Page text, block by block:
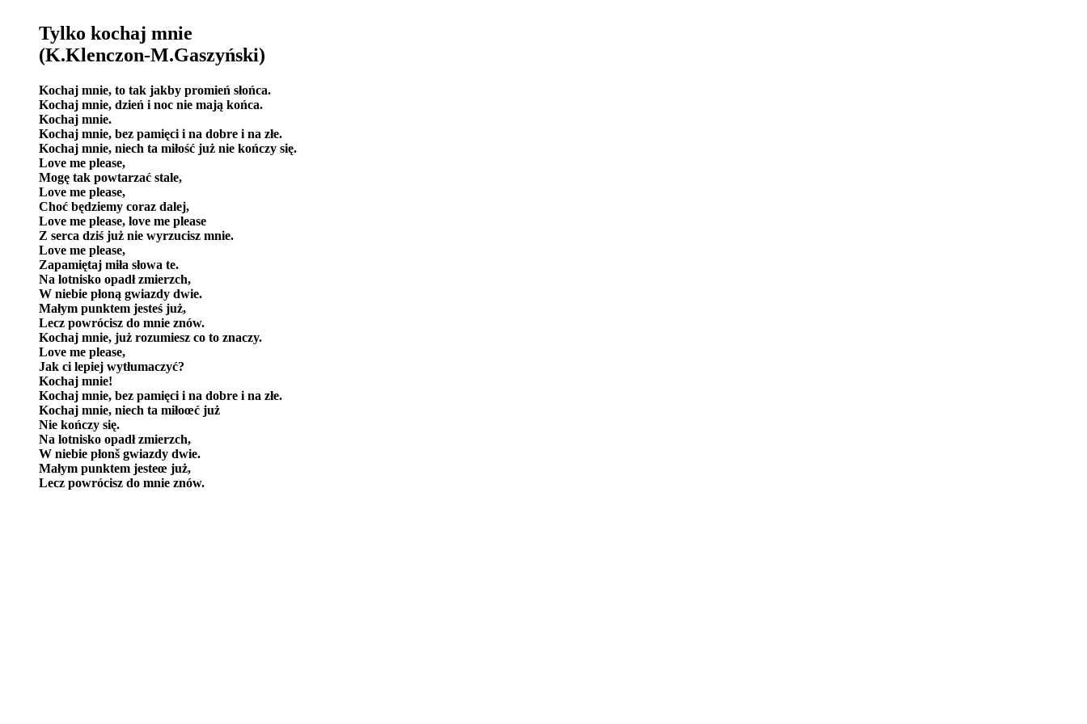
Tylko kochaj mnie
(K.Klenczon-M.Gaszyński)
Kochaj mnie, to tak jakby promień słońca.
Kochaj mnie, dzień i noc nie mają końca.
Kochaj mnie.
Kochaj mnie, bez pamięci i na dobre i na złe.
Kochaj mnie, niech ta miłość już nie kończy się.
Love me please,
Mogę tak powtarzać stale,
Love me please,
Choć będziemy coraz dalej,
Love me please, love me please
Z serca dziś już nie wyrzucisz mnie.
Love me please,
Zapamiętaj miła słowa te.
Na lotnisko opadł zmierzch,
W niebie płoną gwiazdy dwie.
Małym punktem jesteś już,
Lecz powrócisz do mnie znów.
Kochaj mnie, już rozumiesz co to znaczy.
Love me please,
Jak ci lepiej wytłumaczyć?
Kochaj mnie!
Kochaj mnie, bez pamięci i na dobre i na złe.
Kochaj mnie, niech ta miłoœć już
Nie kończy się.
Na lotnisko opadł zmierzch,
W niebie płonš gwiazdy dwie.
Małym punktem jesteœ już,
Lecz powrócisz do mnie znów.